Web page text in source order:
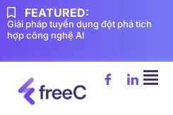
FEATURED:
Giải pháp tuyển dụng đột phá tich
hợp công nghệ AI